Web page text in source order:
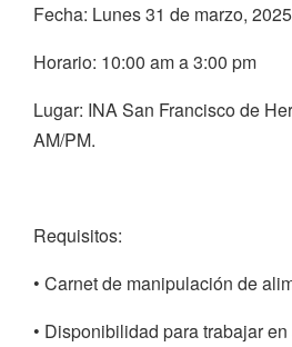
Fecha: Lunes 31 de marzo, 2025
Horario: 10:00 am a 3:00 pm
Lugar: INA San Francisco de
AM/PM.
Requisitos:
• Carnet de manipulación de
• Disponibilidad para trabajar